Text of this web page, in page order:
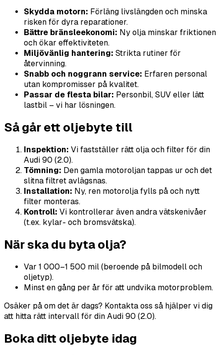
Skydda motorn: Förläng livslängden och minska
risken för dyra reparationer.
Bättre bränsleekonomi: Ny olja minskar friktionen
och ökar effektiviteten.
Miljövänlig hantering: Strikta rutiner för
återvinning.
Snabb och noggrann service: Erfaren personal
utan kompromisser på kvalitet.
Passar de flesta bilar: Personbil, SUV eller lätt
lastbil – vi har lösningen.
Så går ett oljebyte till
Inspektion: Vi fastställer rätt olja och filter för din
Audi 90 (2.0).
Tömning: Den gamla motoroljan tappas ur och det
slitna filtret avlägsnas.
Installation: Ny, ren motorolja fylls på och nytt
filter monteras.
Kontroll: Vi kontrollerar även andra vätskenivåer
(t.ex. kylar- och bromsvätska).
När ska du byta olja?
Var 1 000–1 500 mil (beroende på bilmodell och
oljetyp).
Minst en gång per år för att undvika motorproblem.
Osäker på om det är dags? Kontakta oss så hjälper vi dig
att hitta rätt intervall för din Audi 90 (2.0).
Boka ditt oljebyte idag